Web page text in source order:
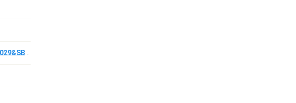
https://www.pa-reserve.jp/eap-rj/rsv_rj/core_i/init.asp?KLCD=272029&SBT=1&Target=_Top&LCD=